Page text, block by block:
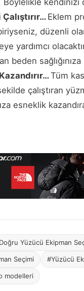
Eklem
düzenli
yardımcı
beden
Tüm
çalıştıran
esneklik
Yüzücü Ekipman
Seçimi #Yüzücü
modelleri